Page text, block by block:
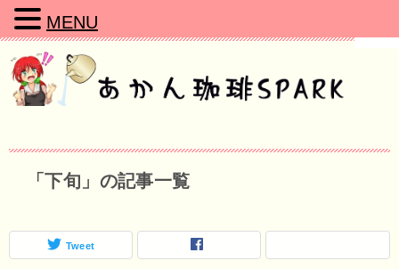
「下旬」の記事一覧
Tweet
MENU